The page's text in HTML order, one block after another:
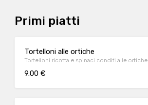
Primi piatti
Tortelloni alle ortiche
Tortelloni ricotta e spinaci conditi alle ortiche
9.00 €